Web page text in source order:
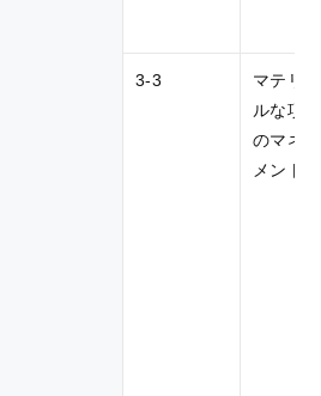
3-3
マテリ
ルな項
のマネ
メント